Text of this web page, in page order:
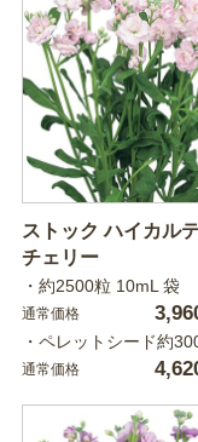
ストック ハイカル
チェリー
・約2500粒 10mL 袋
通常価格
・ペレットシード約
通常価格